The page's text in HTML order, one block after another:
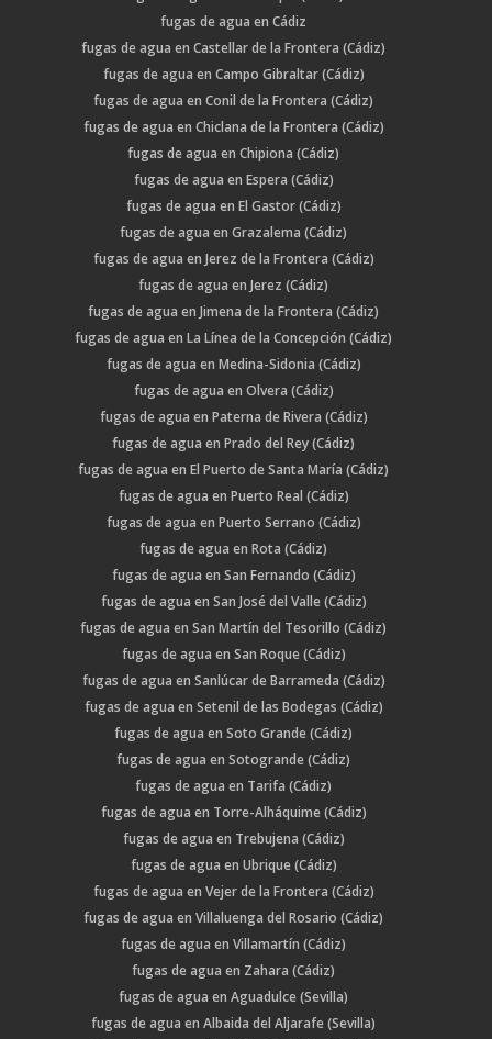
fugas de agua en Cádiz
fugas de agua en Castellar de la Frontera (Cádiz)
fugas de agua en Campo Gibraltar (Cádiz)
fugas de agua en Conil de la Frontera (Cádiz)
fugas de agua en Chiclana de la Frontera (Cádiz)
fugas de agua en Chipiona (Cádiz)
fugas de agua en Espera (Cádiz)
fugas de agua en El Gastor (Cádiz)
fugas de agua en Grazalema (Cádiz)
fugas de agua en Jerez de la Frontera (Cádiz)
fugas de agua en Jerez (Cádiz)
fugas de agua en Jimena de la Frontera (Cádiz)
fugas de agua en La Línea de la Concepción (Cádiz)
fugas de agua en Medina-Sidonia (Cádiz)
fugas de agua en Olvera (Cádiz)
fugas de agua en Paterna de Rivera (Cádiz)
fugas de agua en Prado del Rey (Cádiz)
fugas de agua en El Puerto de Santa María (Cádiz)
fugas de agua en Puerto Real (Cádiz)
fugas de agua en Puerto Serrano (Cádiz)
fugas de agua en Rota (Cádiz)
fugas de agua en San Fernando (Cádiz)
fugas de agua en San José del Valle (Cádiz)
fugas de agua en San Martín del Tesorillo (Cádiz)
fugas de agua en San Roque (Cádiz)
fugas de agua en Sanlúcar de Barrameda (Cádiz)
fugas de agua en Setenil de las Bodegas (Cádiz)
fugas de agua en Soto Grande (Cádiz)
fugas de agua en Sotogrande (Cádiz)
fugas de agua en Tarifa (Cádiz)
fugas de agua en Torre-Alháquime (Cádiz)
fugas de agua en Trebujena (Cádiz)
fugas de agua en Ubrique (Cádiz)
fugas de agua en Vejer de la Frontera (Cádiz)
fugas de agua en Villaluenga del Rosario (Cádiz)
fugas de agua en Villamartín (Cádiz)
fugas de agua en Zahara (Cádiz)
fugas de agua en Aguadulce (Sevilla)
fugas de agua en Albaida del Aljarafe (Sevilla)